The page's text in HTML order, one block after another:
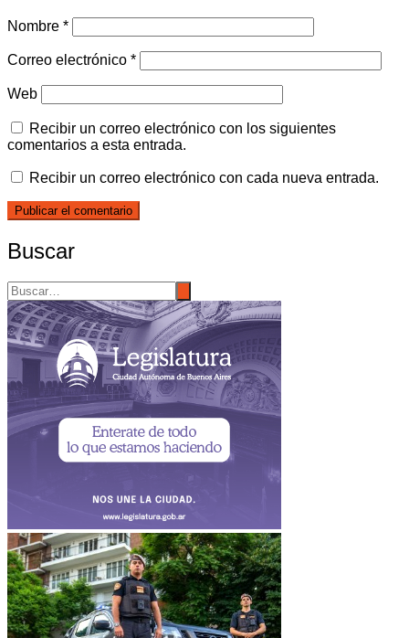
Nombre *
Correo electrónico *
Web
Recibir un correo electrónico con los siguientes
comentarios a esta entrada.
Recibir un correo electrónico con cada nueva entrada.
Buscar